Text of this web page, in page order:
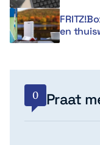
en
0 Praat